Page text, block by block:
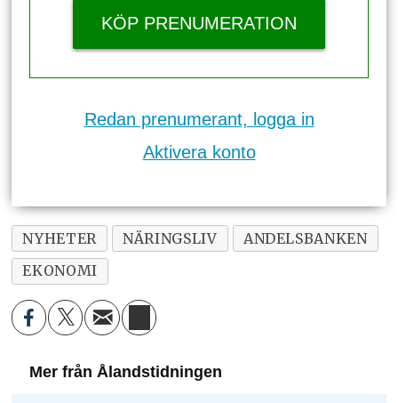
KÖP PRENUMERATION
Redan prenumerant, logga in
Aktivera konto
NYHETER NÄRINGSLIV
ANDELSBANKEN
EKONOMI